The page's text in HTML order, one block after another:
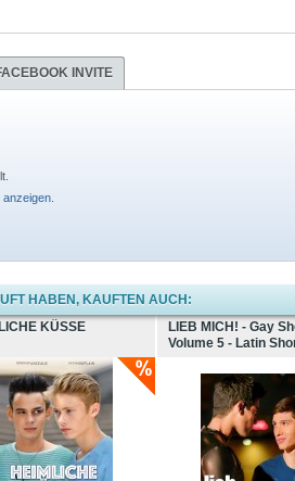
INVITE
HABEN, KAUFTEN AUCH:
KÜSSE
LIEB MICH! - Gay
Volume 5 - Latin